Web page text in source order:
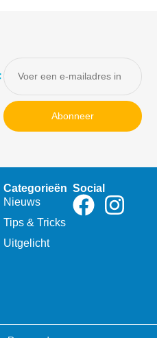
Abonneer
Categorieën
Nieuws
Tips & Tricks
Uitgelicht
Social